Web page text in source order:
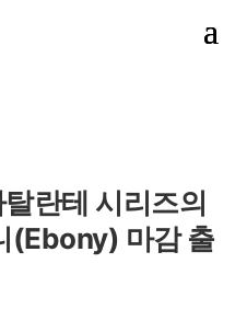
란테 시리즈의
(Ebony) 마감 출